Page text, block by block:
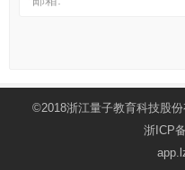
©2018浙江量子教育科技股
浙ICP